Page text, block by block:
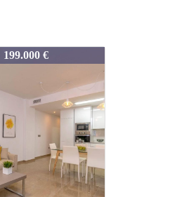
190.500 €